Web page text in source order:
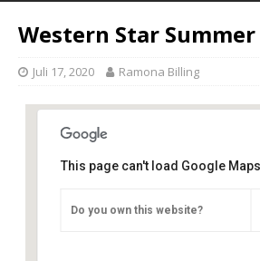
Western Star Summer
Juli 17, 2020 Ramona Billing
WTC Western Star H&D Schulz
This page can't load Google
Do you own this website?